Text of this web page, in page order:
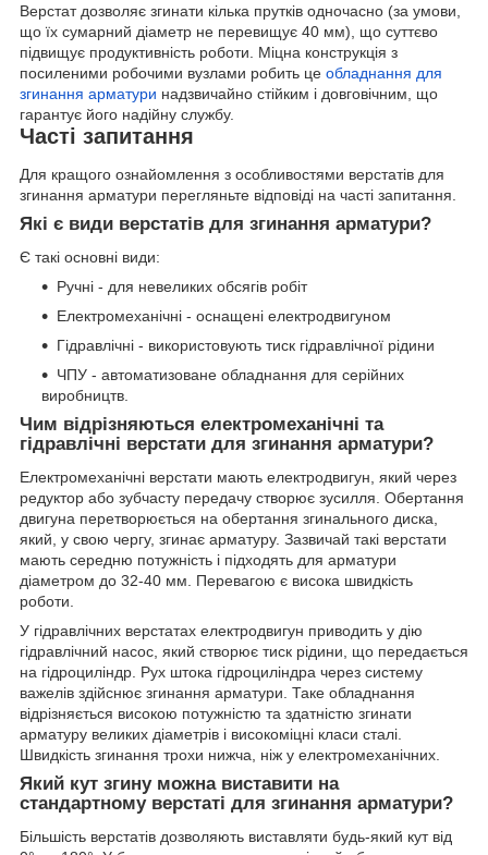
Верстат дозволяє згинати кілька прутків одночасно (за умови,
що їх сумарний діаметр не перевищує 40 мм), що суттєво
підвищує продуктивність роботи. Міцна конструкція з
посиленими робочими вузлами робить це обладнання для
згинання арматури надзвичайно стійким і довговічним, що
гарантує його надійну службу.
Часті запитання
Для кращого ознайомлення з особливостями верстатів для
згинання арматури перегляньте відповіді на часті запитання.
Які є види верстатів для згинання арматури?
Є такі основні види:
Ручні - для невеликих обсягів робіт
Електромеханічні - оснащені електродвигуном
Гідравлічні - використовують тиск гідравлічної рідини
ЧПУ - автоматизоване обладнання для серійних
виробництв.
Чим відрізняються електромеханічні та
гідравлічні верстати для згинання арматури?
Електромеханічні верстати мають електродвигун, який через
редуктор або зубчасту передачу створює зусилля. Обертання
двигуна перетворюється на обертання згинального диска,
який, у свою чергу, згинає арматуру. Зазвичай такі верстати
мають середню потужність і підходять для арматури
діаметром до 32-40 мм. Перевагою є висока швидкість
роботи.
У гідравлічних верстатах електродвигун приводить у дію
гідравлічний насос, який створює тиск рідини, що передається
на гідроциліндр. Рух штока гідроциліндра через систему
важелів здійснює згинання арматури. Таке обладнання
відрізняється високою потужністю та здатністю згинати
арматуру великих діаметрів і високоміцні класи сталі.
Швидкість згинання трохи нижча, ніж у електромеханічних.
Який кут згину можна виставити на
стандартному верстаті для згинання арматури?
Більшість верстатів дозволяють виставляти будь-який кут від